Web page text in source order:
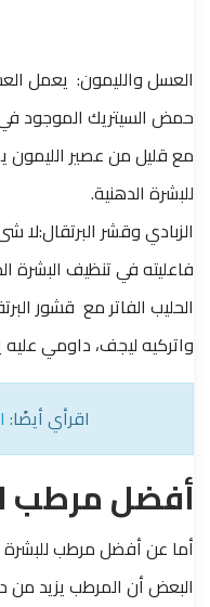
العسل والليمون: يعمل
مع قليل من عصير
للبشرة الدهنية.
الزبادي وقشر البرتقال:لا
فاعليته في تنظيف
الحليب الفاتر مع قشور
واتركيه ليجف، داومي عليه
اقرأي أيضًا:
أفضل مرطب
أما عن أفضل مرطب للبشرة
البعض أن المرطب يزيد من